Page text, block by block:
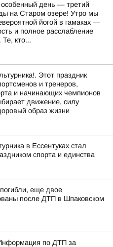
особенный день — третий
на Старом озере! Утро мы
йогой в гамаках —
и полное расслабление
кто...
Этот праздник
и тренеров,
и начинающих чемпионов
движение, силу
образ жизни
в Ессентуках стал
спорта и единства
еще двое
после ДТП в Шпаковском
по ДТП за